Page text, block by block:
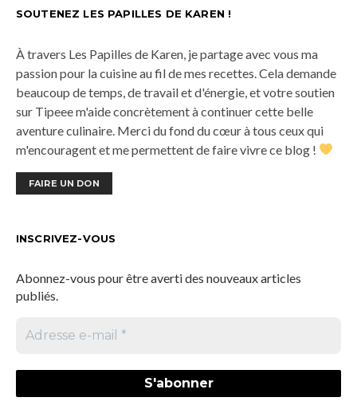
SOUTENEZ LES PAPILLES DE KAREN !
À travers Les Papilles de Karen, je partage avec vous ma
passion pour la cuisine au fil de mes recettes. Cela demande
beaucoup de temps, de travail et d'énergie, et votre soutien
sur Tipeee m'aide concrètement à continuer cette belle
aventure culinaire. Merci du fond du cœur à tous ceux qui
m'encouragent et me permettent de faire vivre ce blog !
FAIRE UN DON
INSCRIVEZ-VOUS
Abonnez-vous pour être averti des nouveaux articles
publiés.